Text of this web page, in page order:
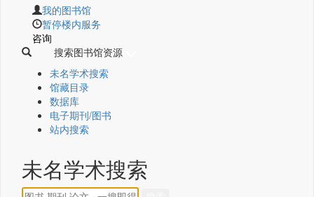
我的图书馆
暂停楼内服务
咨询
搜索图书馆资源
未名学术搜索
馆藏目录
数据库
电子期刊/图书
站内搜索
未名学术搜索